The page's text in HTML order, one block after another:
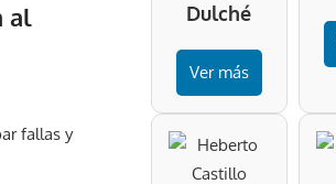
al
fallas y
Dulché
Ver más